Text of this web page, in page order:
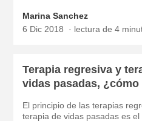
Marina Sanchez
6 Dic 2018
lectura de 4
Terapia regresiva y
vidas pasadas,
El principio de las terapias
terapia de vidas pasadas es